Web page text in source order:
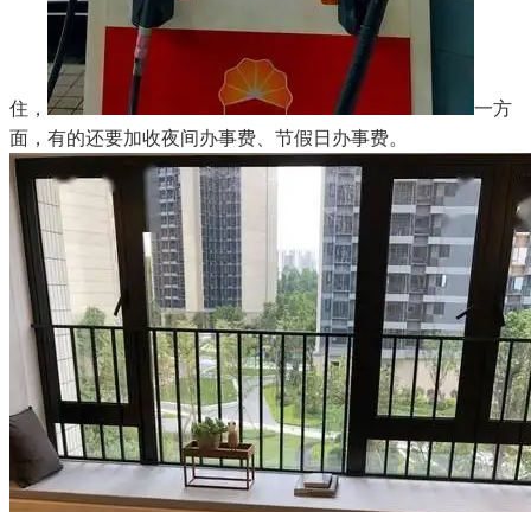
住，
一方
面，有的还要加收夜间办事费、节假日办事费。